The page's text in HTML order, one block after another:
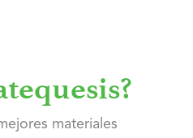
materiales